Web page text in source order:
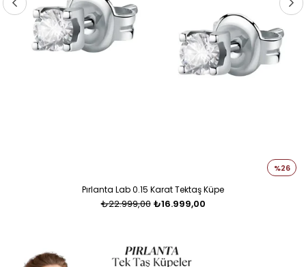
%26
Pırlanta Lab 0.15 Karat Tektaş Küpe
₺16.999,00
₺22.999,00